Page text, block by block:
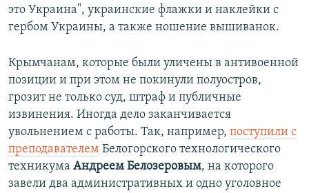
это Украина", украинские флажки и наклейки с
гербом Украины, а также ношение вышиванок.
Крымчанам, которые были уличены в антивоенной
позиции и при этом не покинули полуостров,
грозит не только суд, штраф и публичные
извинения. Иногда дело заканчивается
увольнением с работы. Так, например, поступили с
преподавателем Белогорского технологического
техникума Андреем Белозеровым, на которого
завели два административных и одно уголовное